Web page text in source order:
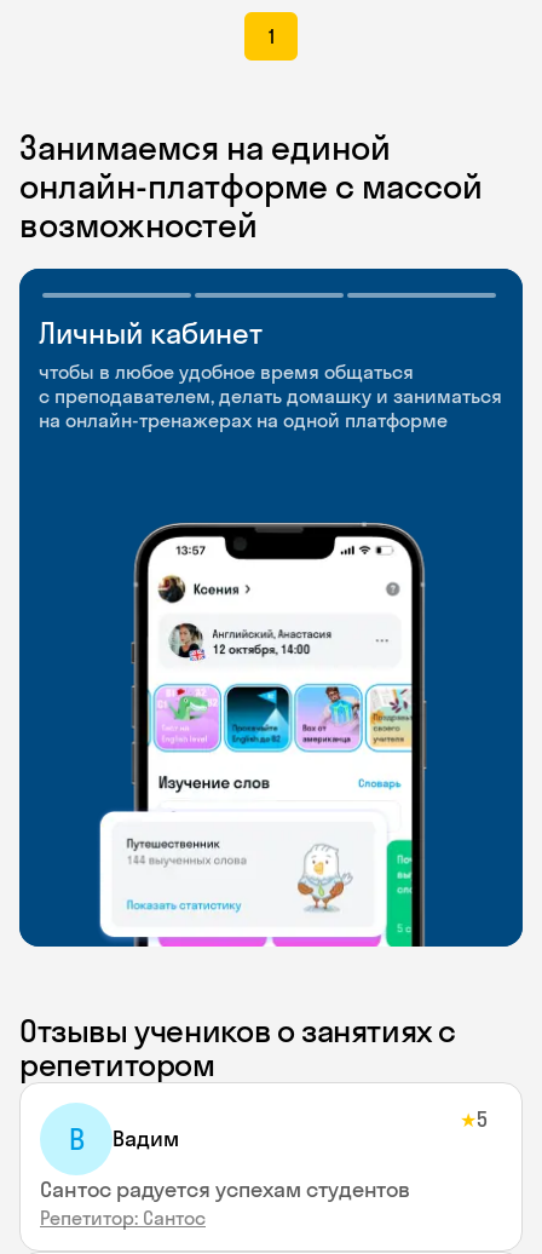
1
Занимаемся на единой
онлайн-платформе с массой
возможностей
Личный кабинет
чтобы в любое удобное время общаться
с преподавателем, делать домашку и заниматься
на онлайн-тренажерах на одной платформе
Мобильное
приложение
чтобы заниматься и изучать новые слова где
и когда удобно
Разговорные клубы
и Talks
Групповые занятия для разговорной практики
и индивидуальные встречи с преподавателями
Отзывы учеников о занятиях с
репетитором
В Вадим
★5
Сантос радуется успехам студентов
Репетитор: Сантос